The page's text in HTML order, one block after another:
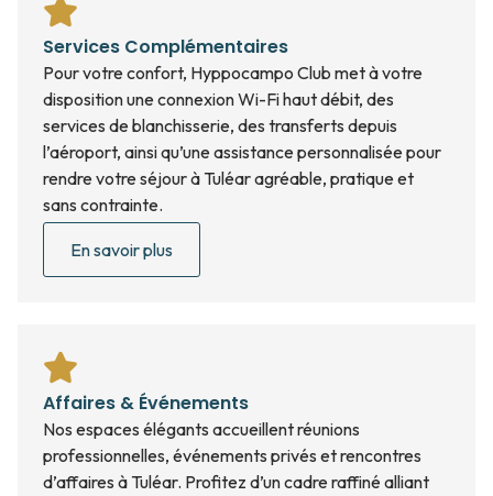
Services Complémentaires
Pour votre confort, Hyppocampo Club met à votre
disposition une connexion Wi-Fi haut débit, des
services de blanchisserie, des transferts depuis
l’aéroport, ainsi qu’une assistance personnalisée pour
rendre votre séjour à Tuléar agréable, pratique et
sans contrainte.
En savoir plus
Affaires & Événements
Nos espaces élégants accueillent réunions
professionnelles, événements privés et rencontres
d’affaires à Tuléar. Profitez d’un cadre raffiné alliant